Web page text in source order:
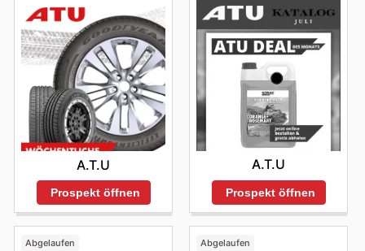
A.T.U
Prospekt öffnen
A.T.U
Prospekt öffnen
Abgelaufen Abgelaufen